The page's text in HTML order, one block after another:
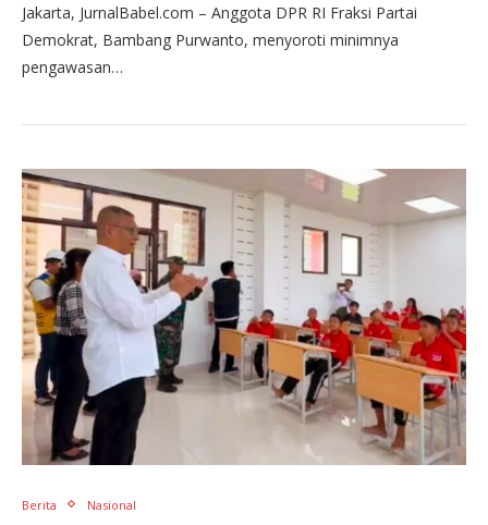
Jakarta, JurnalBabel.com – Anggota DPR RI Fraksi Partai
Demokrat, Bambang Purwanto, menyoroti minimnya
pengawasan…
Berita Nasional